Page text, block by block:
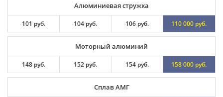
Алюминиевая стружка
101 руб. 104 руб. 106 руб. 110 000 руб.
Моторный алюминий
148 руб. 152 руб. 154 руб. 158 000 руб.
Сплав АМГ